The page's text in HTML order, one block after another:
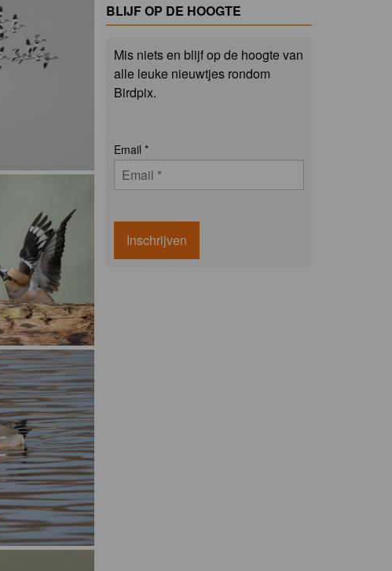
BLIJF OP DE HOOGTE
Mis niets en blijf op de hoogte van
alle leuke nieuwtjes rondom
Birdpix.
Email *
Inschrijven